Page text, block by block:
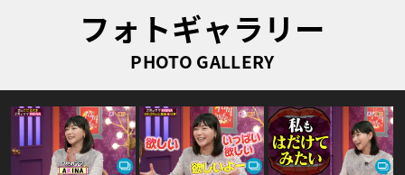
フォトギャラリー
PHOTO GALLERY